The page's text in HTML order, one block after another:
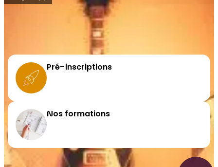
Pré-inscriptions
Nos formations